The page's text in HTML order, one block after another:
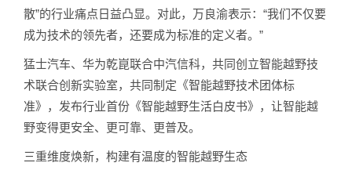
散”的行业痛点日益凸显。对此，万良渝表示：“我们不仅要
成为技术的领先者，还要成为标准的定义者。”
猛士汽车、华为乾崑联合中汽信科，共同创立智能越野技
术联合创新实验室，共同制定《智能越野技术团体标
准》，发布行业首份《智能越野生活白皮书》，让智能越
野变得更安全、更可靠、更普及。
三重维度焕新，构建有温度的智能越野生态